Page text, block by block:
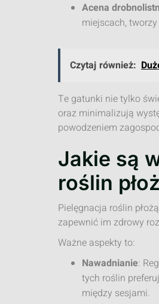
Acena
miejscach,
Czytaj również:
Te gatunki nie tylko
oraz minimalizują
powodzeniem
Jakie są
roślin
Pielęgnacja roślin
zapewnić im zdrowy
Ważne aspekty to:
Nawadnianie:
tych roślin
między sesjami.